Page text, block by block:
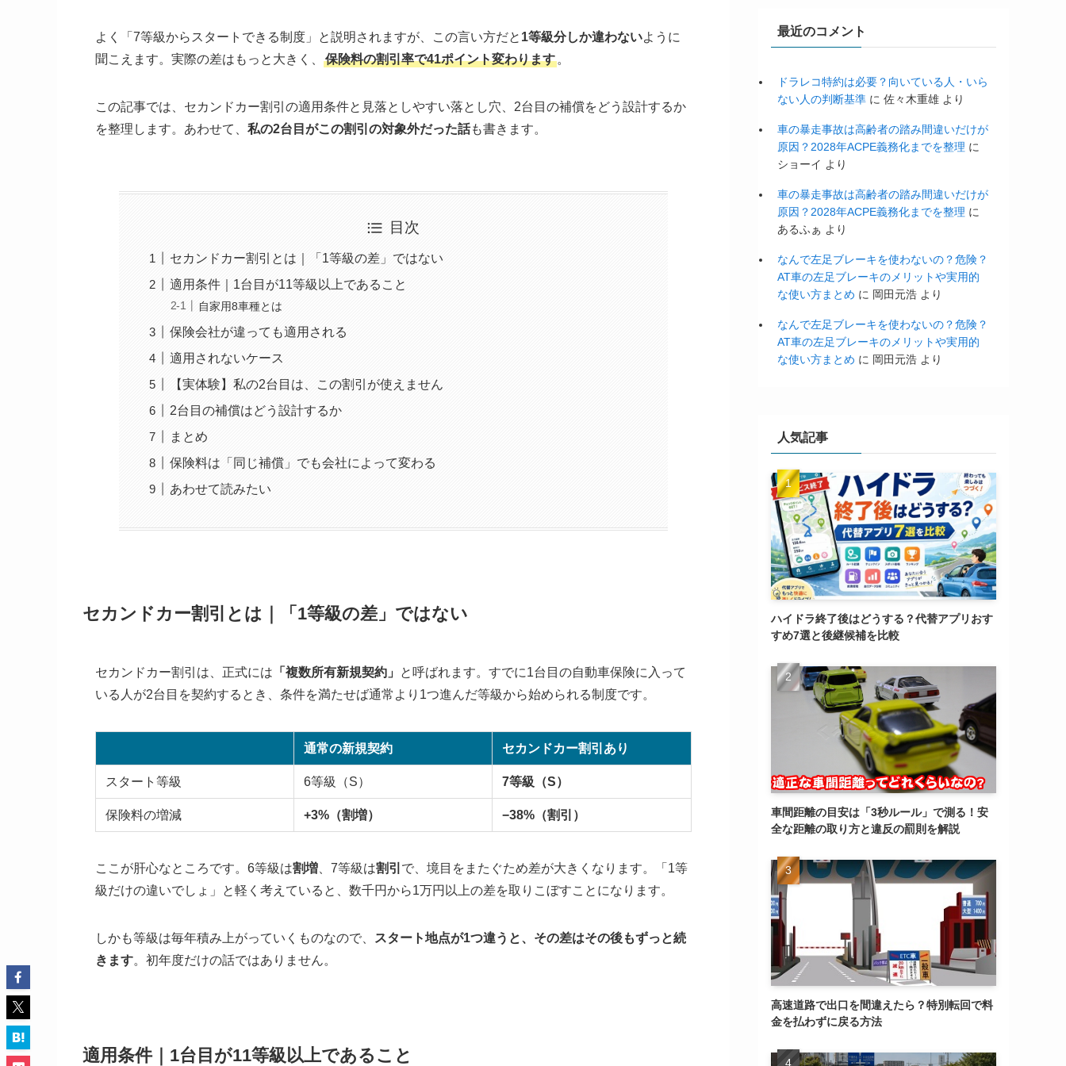
よく「7等級からスタートできる制度」と説明されますが、この言い方だと 1等級分しか違わないように
聞こえます。実際の差はもっと大きく、
保険料の割引率で41ポイント変わります。
この記事では、セカンドカー割引の適用条件と見落としやすい落とし穴、2台目の補償をどう設計するか
を整理します。あわせて、 私の2台目がこの割引の対象外だった話も書きます。
目次
セカンドカー割引とは｜「1等級の差」ではない
適用条件｜1台目が11等級以上であること
自家用8車種とは
保険会社が違っても適用される
適用されないケース
【実体験】私の2台目は、この割引が使えません
2台目の補償はどう設計するか
まとめ
保険料は「同じ補償」でも会社によって変わる
あわせて読みたい
セカンドカー割引とは｜「1等級の差」ではない
セカンドカー割引は、正式には 「複数所有新規契約」
と呼ばれます。すでに1台目の自動車保険に入って
いる人が2台目を契約するとき、条件を満たせば通常より1つ進んだ等級から始められる制度です。
通常の新規契約 セカンドカー割引あり
スタート等級 6等級（S） 7等級（S）
保険料の増減 +3%（割増） −38%（割引）
ここが肝心なところです。6等級は割増 、7等級は割引 で、境目をまたぐため差が大きくなります。「1等
級だけの違いでしょ」と軽く考えていると、数千円から1万円以上の差を取りこぼすことになります。
しかも等級は毎年積み上がっていくものなので、
スタート地点が1つ違うと、その差はその後もずっと続
きます。初年度だけの話ではありません。
適用条件｜1台目が11等級以上であること
最近のコメント
ドラレコ特約は必要？向いている人・いら
ない人の判断基準 に 佐々木重雄 より
車の暴走事故は高齢者の踏み間違いだけが
原因？2028年ACPE義務化までを整理 に
ショーイ より
車の暴走事故は高齢者の踏み間違いだけが
原因？2028年ACPE義務化までを整理 に
あるふぁ より
なんで左足ブレーキを使わないの？危険？
AT車の左足ブレーキのメリットや実用的
な使い方まとめ に 岡田元浩 より
なんで左足ブレーキを使わないの？危険？
AT車の左足ブレーキのメリットや実用的
な使い方まとめ に 岡田元浩 より
人気記事
ハイドラ終了後はどうする？代替アプリおす
すめ7選と後継候補を比較
車間距離の目安は「3秒ルール」で測る！安
全な距離の取り方と違反の罰則を解説
高速道路で出口を間違えたら？特別転回で料
金を払わずに戻る方法